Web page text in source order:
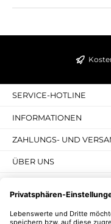
SERVICE-HOTLINE
INFORMATIONEN
ZAHLUNGS- UND
ÜBER UNS